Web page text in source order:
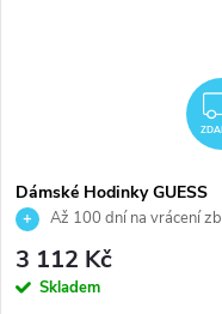
Dámské Hodinky GUESS
GW1018L2
Až 100 dní na vrácení
Autorizovaný prodejce.
3 112 Kč
Skladem